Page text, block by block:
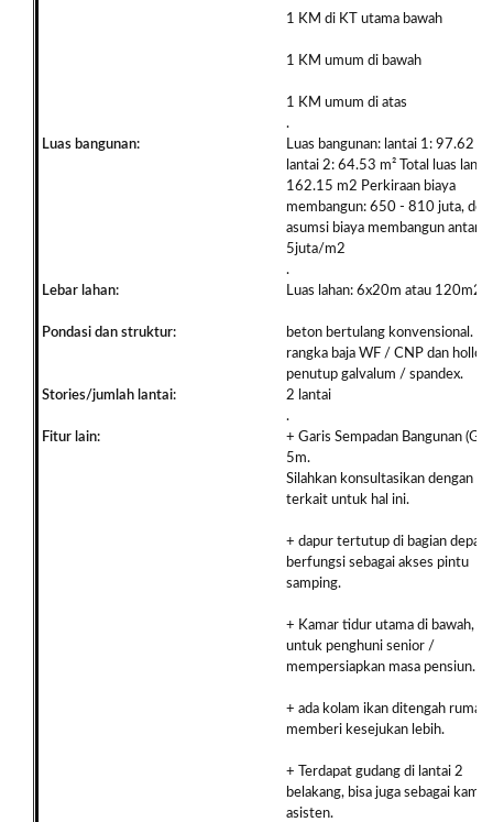
1 KM di KT utama bawah
1 KM umum di bawah
1 KM umum di atas
.
Luas bangunan:
Luas bangunan: lantai 1: 97.62 m²
lantai 2: 64.53 m² Total luas
162.15 m2 Perkiraan biaya
membangun: 650 - 810 juta,
asumsi biaya membangun antara
5juta/m2
.
Lebar lahan:
Luas lahan: 6x20m atau 120m2
Pondasi dan struktur:
beton bertulang konvensional.
rangka baja WF / CNP dan
penutup galvalum / spandex.
Stories/jumlah lantai:
2 lantai
.
Fitur lain:
+ Garis Sempadan Bangunan
5m.
Silahkan konsultasikan dengan
terkait untuk hal ini.
+ dapur tertutup di bagian depan,
berfungsi sebagai akses pintu
samping.
+ Kamar tidur utama di bawah,
untuk penghuni senior /
mempersiapkan masa pensiun.
+ ada kolam ikan ditengah rumah,
memberi kesejukan lebih.
+ Terdapat gudang di lantai 2
belakang, bisa juga sebagai kamar
asisten.